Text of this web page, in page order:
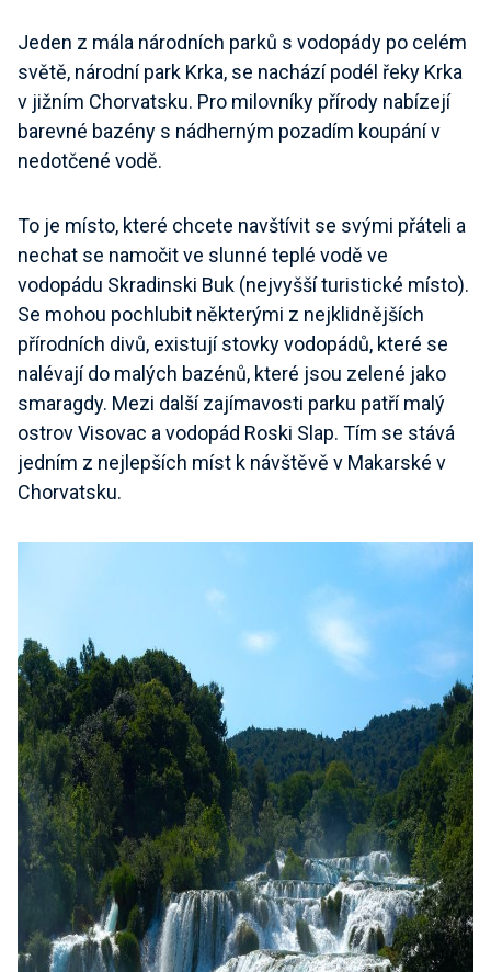
Jeden z mála národních parků s vodopády po celém
světě, národní park Krka, se nachází podél řeky Krka
v jižním Chorvatsku. Pro milovníky přírody nabízejí
barevné bazény s nádherným pozadím koupání v
nedotčené vodě.
To je místo, které chcete navštívit se svými přáteli a
nechat se namočit ve slunné teplé vodě ve
vodopádu Skradinski Buk (nejvyšší turistické místo).
Se mohou pochlubit některými z nejklidnějších
přírodních divů, existují stovky vodopádů, které se
nalévají do malých bazénů, které jsou zelené jako
smaragdy. Mezi další zajímavosti parku patří malý
ostrov Visovac a vodopád Roski Slap. Tím se stává
jedním z nejlepších míst k návštěvě v Makarské v
Chorvatsku.